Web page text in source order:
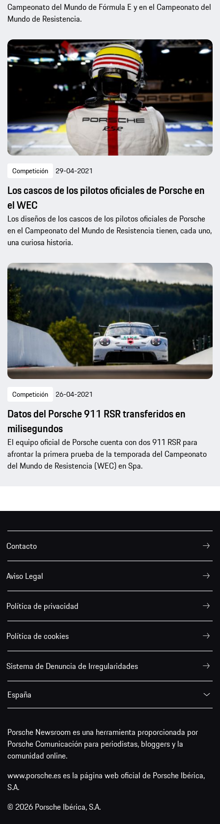
Campeonato del Mundo de Fórmula E y en el Campeonato del
Mundo de Resistencia.
Competición 29-04-2021
Los cascos de los pilotos oficiales de Porsche en
el WEC
Los diseños de los cascos de los pilotos oficiales de Porsche
en el Campeonato del Mundo de Resistencia tienen, cada uno,
una curiosa historia.
Competición 26-04-2021
Datos del Porsche 911 RSR transferidos en
milisegundos
El equipo oficial de Porsche cuenta con dos 911 RSR para
afrontar la primera prueba de la temporada del Campeonato
del Mundo de Resistencia (WEC) en Spa.
Contacto
Aviso Legal
Política de privacidad
Política de cookies
Sistema de Denuncia de Irregularidades
España
Porsche Newsroom es una herramienta proporcionada por
Porsche Comunicación para periodistas, bloggers y la
comunidad online.
www.porsche.es es la página web oficial de Porsche Ibérica,
S.A.
© 2026 Porsche Ibérica, S.A.